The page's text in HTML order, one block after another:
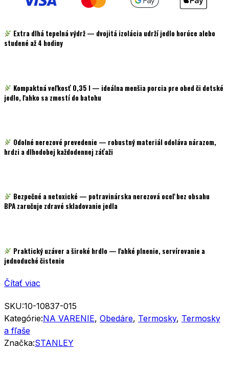
Extra dlhá tepelná výdrž — dvojitá izolácia udrží jedlo horúce alebo
studené až 4 hodiny
Kompaktná veľkosť 0,35 l — ideálna menšia porcia pre obed či detské
jedlo, ľahko sa zmestí do batohu
Odolné nerezové prevedenie — robustný materiál odoláva nárazom,
hrdzi a dlhodobej každodennej záťaži
Bezpečné a netoxické — potravinárska nerezová oceľbez obsahu
BPA zaručuje zdravé skladovanie jedla
Praktický uzáver a široké hrdlo — ľahké plnenie, servírovanie a
jednoduché čistenie
Čítať viac
SKU:10-10837-015
Kategórie:NA VARENIE, Obedáre, Termosky, Termosky
a fľaše
Značka:STANLEY